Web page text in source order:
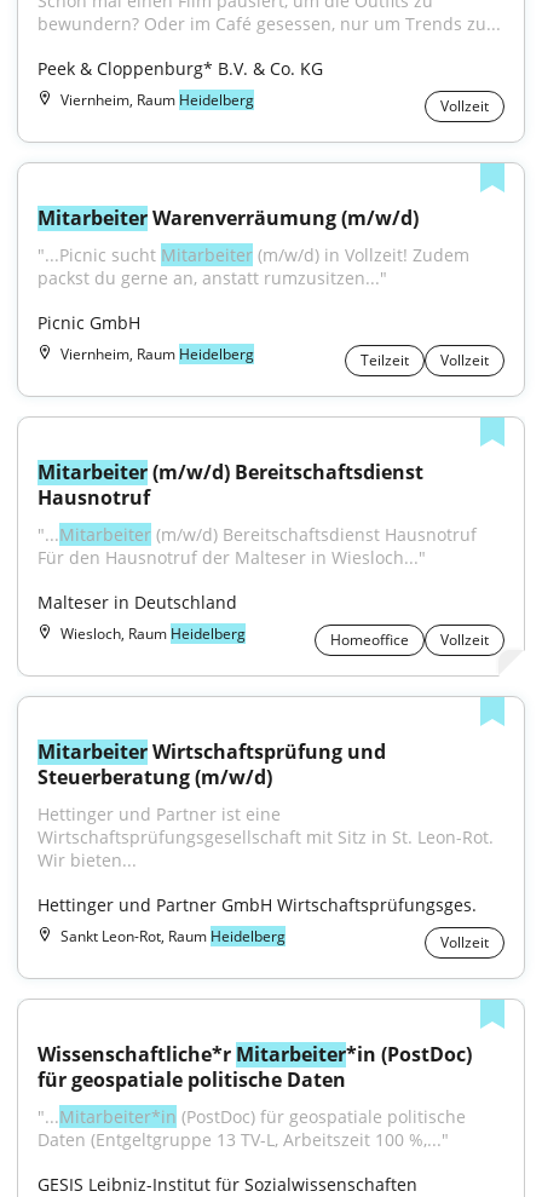
bewundern? Oder im Café gesessen, nur um Trends zu...
Peek & Cloppenburg* B.V. & Co. KG
Viernheim, Raum Heidelberg Vollzeit
Mitarbeiter Warenverräumung (m/w/d)
"...Picnic sucht Mitarbeiter (m/w/d) in Vollzeit! Zudem
packst du gerne an, anstatt rumzusitzen..."
Picnic GmbH
Viernheim, Raum Heidelberg Teilzeit Vollzeit
Mitarbeiter (m/w/d) Bereitschaftsdienst
Hausnotruf
"...Mitarbeiter (m/w/d) Bereitschaftsdienst Hausnotruf
Für den Hausnotruf der Malteser in Wiesloch..."
Malteser in Deutschland
Wiesloch, Raum Heidelberg Homeoffice Vollzeit
Mitarbeiter Wirtschaftsprüfung und
Steuerberatung (m/w/d)
Hettinger und Partner ist eine
Wirtschaftsprüfungsgesellschaft mit Sitz in St. Leon-Rot.
Wir bieten...
Hettinger und Partner GmbH Wirtschaftsprüfungsges.
Sankt Leon-Rot, Raum Heidelberg Vollzeit
Wissenschaftliche*r Mitarbeiter*in (PostDoc)
für geospatiale politische Daten
"...Mitarbeiter*in (PostDoc) für geospatiale politische
Daten (Entgeltgruppe 13 TV-L, Arbeitszeit 100 %,..."
GESIS Leibniz-Institut für Sozialwissenschaften